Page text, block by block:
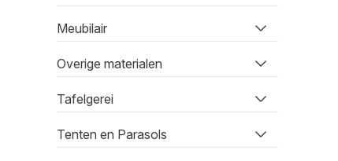
Meubilair
Overige materialen
Tafelgerei
Tenten en Parasols